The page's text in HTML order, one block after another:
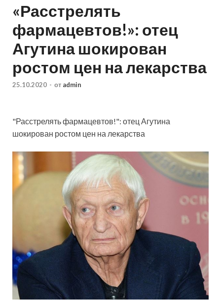
«Расстрелять
фармацевтов!»: отец
Агутина шокирован
ростом цен на лекарства
25.10.2020 - от admin
"Расстрелять фармацевтов!": отец Агутина
шокирован ростом цен на лекарства